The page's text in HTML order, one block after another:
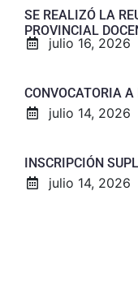
SE REALIZÓ LA
PROVINCIAL
julio 16, 2026
CONVOCATORIA
julio 14, 2026
INSCRIPCIÓN
julio 14, 2026